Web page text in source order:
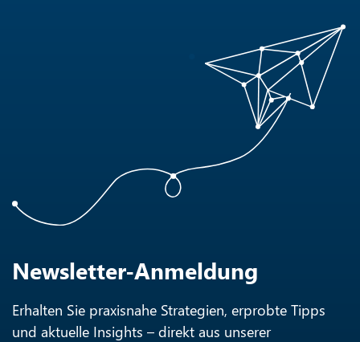
Newsletter-Anmeldung
Erhalten Sie praxisnahe Strategien, erprobte Tipps
und aktuelle Insights – direkt aus unserer